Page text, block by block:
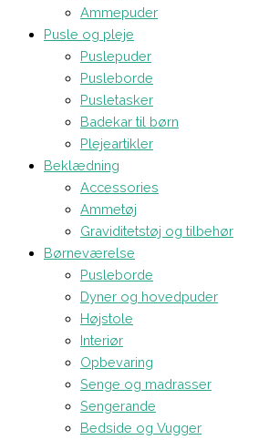
Ammepuder
Pusle og pleje
Puslepuder
Pusleborde
Pusletasker
Badekar til børn
Plejeartikler
Beklædning
Accessories
Ammetøj
Graviditetstøj og tilbehør
Børneværelse
Pusleborde
Dyner og hovedpuder
Højstole
Interiør
Opbevaring
Senge og madrasser
Sengerande
Bedside og Vugger